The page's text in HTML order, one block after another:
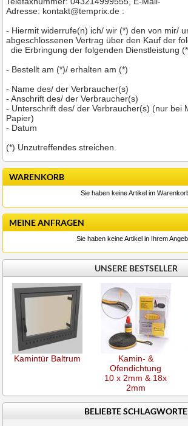
Adresse: kontakt@temprix.de :
- Hiermit widerrufe(n) ich/ wir (*) den von mir/
abgeschlossenen Vertrag über den Kauf der
die Erbringung der folgenden Dienstleistung
- Bestellt am (*)/ erhalten am (*)
- Name des/ der Verbraucher(s)
- Anschrift des/ der Verbraucher(s)
- Unterschrift des/ der Verbraucher(s) (nur bei
Papier)
- Datum
(*) Unzutreffendes streichen.
WARENKORB
Sie haben keine Artikel im
MEINE ANFRAGEN
Sie haben keine Artikel in Ihrem
UNSERE BESTSELLER
Kamintür Baltrum
Kamin- &
Ofendichtung
10 x 2mm & 18x
2mm
BELIEBTE SCHLAGWORTE